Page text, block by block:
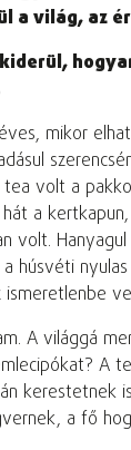
a világ, az
mikor
volt a
a
volt.
húsvéti
A világgá
A
kerestetnek
a fő